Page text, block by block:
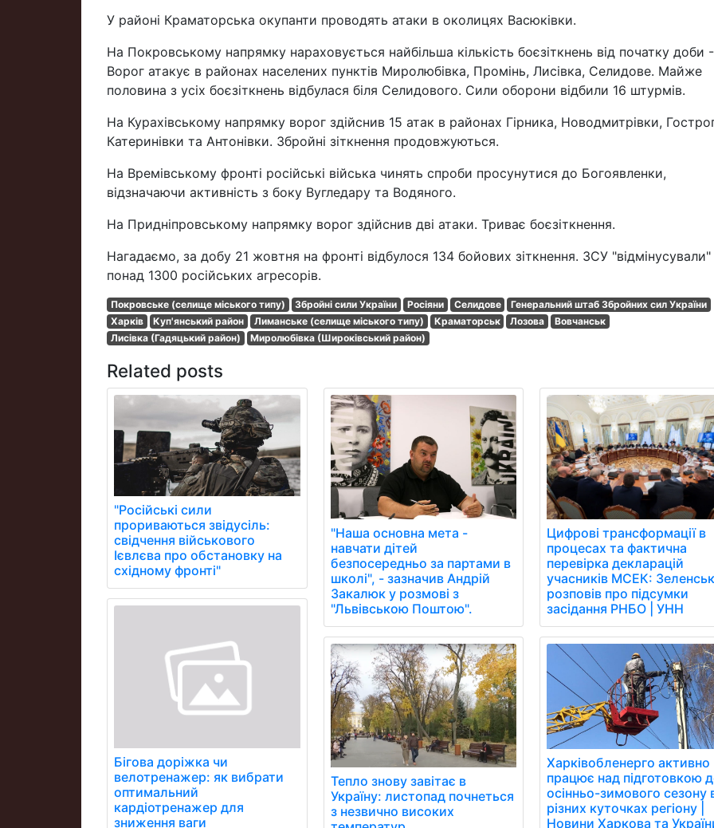
У районі Краматорська окупанти проводять атаки в околицях Васюківки.
На Покровському напрямку нараховується найбільша кількість боєзіткнень від початку доби
Ворог атакує в районах населених пунктів Миролюбівка, Промінь, Лисівка, Селидове. Майже
половина з усіх боєзіткнень відбулася біля Селидового. Сили оборони відбили 16 штурмів.
На Курахівському напрямку ворог здійснив 15 атак в районах Гірника, Новодмитрівки,
Катеринівки та Антонівки. Збройні зіткнення продовжуються.
На Времівському фронті російські війська чинять спроби просунутися до Богоявленки,
відзначаючи активність з боку Вугледару та Водяного.
На Придніпровському напрямку ворог здійснив дві атаки. Триває боєзіткнення.
Нагадаємо, за добу 21 жовтня на фронті відбулося 134 бойових зіткнення. ЗСУ "відмінусували"
понад 1300 російських агресорів.
Покровське (селище міського типу) Збройні сили України Росіяни Селидове
Генеральний штаб Збройних сил України
Харків
Куп'янський район Лиманське (селище міського типу) Краматорськ Лозова
Вовчанськ
Лисівка (Гадяцький район)
Миролюбівка (Широківський район)
Related posts
"Російські сили
прориваються звідусіль:
свідчення військового
Ієвлєва про обстановку на
східному фронті"
Бігова доріжка чи
велотренажер: як вибрати
оптимальний
кардіотренажер для
зниження ваги
"Наша основна мета -
навчати дітей
безпосередньо за партами в
школі", - зазначив Андрій
Закалюк у розмові з
"Львівською Поштою".
Тепло знову завітає в
Україну: листопад почнеться
з незвично високих
Цифрові трансформації в
процесах та фактична
перевірка декларацій
учасників МСЕК:
розповів про підсумки
засідання РНБО | УНН
Харківобленерго активно
працює над підготовкою
осінньо-зимового сезону
різних куточках регіону |
Новини Харкова та